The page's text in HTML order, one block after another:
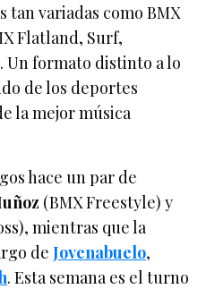
variadas como BMX
Flatland, Surf,
Un formato distinto a lo
de los deportes
la mejor música
hace un par de
(BMX Freestyle) y
mientras que la
deJovenabuelo,
. Esta semana es el turno